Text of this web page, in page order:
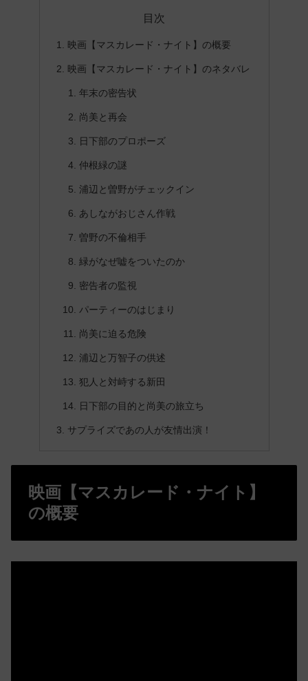
目次
映画【マスカレード・ナイト】の概要
映画【マスカレード・ナイト】のネタバレ
年末の密告状
尚美と再会
日下部のプロポーズ
仲根緑の謎
浦辺と曽野がチェックイン
あしながおじさん作戦
曽野の不倫相手
緑がなぜ嘘をついたのか
密告者の監視
パーティーのはじまり
尚美に迫る危険
浦辺と万智子の供述
犯人と対峙する新田
日下部の目的と尚美の旅立ち
サプライズであの人が友情出演！
映画【マスカレード・ナイト】
の概要